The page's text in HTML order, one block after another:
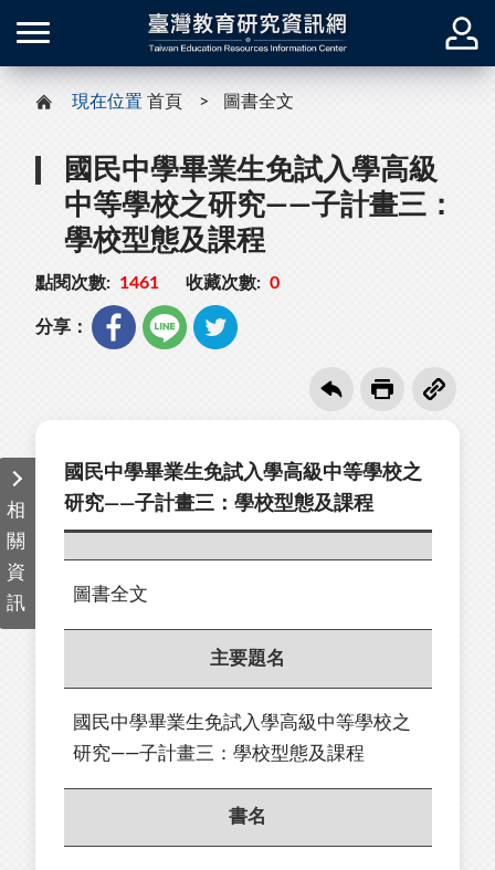
現在位置 首頁 圖書全文
國民中學畢業生免試入學高級
中等學校之研究——子計畫三：
學校型態及課程
點閱次數: 1461 收藏次數: 0
分享：
相
關
資
訊
國民中學畢業生免試入學高級中等學校之
研究——子計畫三：學校型態及課程
圖書全文
主要題名
國民中學畢業生免試入學高級中等學校之
研究——子計畫三：學校型態及課程
書名